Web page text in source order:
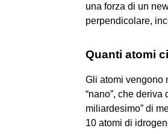
una forza di un
perpendicolare,
Quanti atomi
Gli atomi vengono
“nano”, che
miliardesimo” di
10 atomi di